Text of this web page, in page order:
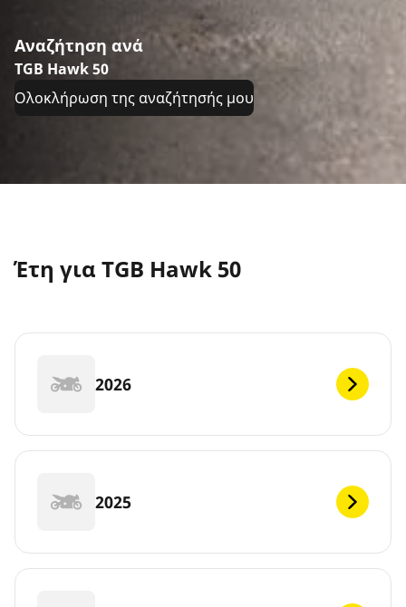
Αναζήτηση ανά
TGB Hawk 50
Ολοκλήρωση της αναζήτησής μου
Έτη για TGB Hawk 50
2026
2025